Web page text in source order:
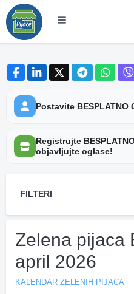
Postavite
Registrujte
objavljujte oglase!
FILTERI
Zelena pijaca
april 2026
KALENDAR ZELENIH PIJACA